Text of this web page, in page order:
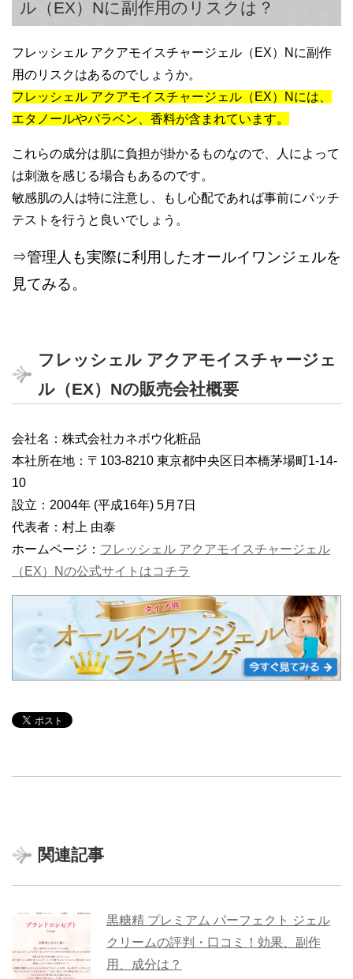
ル（EX）Nに副作用のリスクは？
フレッシェル アクアモイスチャージェル（EX）Nに副作
用のリスクはあるのでしょうか。
フレッシェル アクアモイスチャージェル（EX）Nには、
エタノールやパラベン、香料が含まれています。
これらの成分は肌に負担が掛かるものなので、人によって
は刺激を感じる場合もあるのです。
敏感肌の人は特に注意し、もし心配であれば事前にパッチ
テストを行うと良いでしょう。
⇒管理人も実際に利用したオールイワンジェルを
見てみる。
フレッシェル アクアモイスチャージェ
ル（EX）Nの販売会社概要
会社名：株式会社カネボウ化粧品
本社所在地：〒103-8210 東京都中央区日本橋茅場町1-14-
10
設立：2004年 (平成16年) 5月7日
代表者：村上 由泰
ホームページ： フレッシェル アクアモイスチャージェル
（EX）Nの公式サイトはコチラ
関連記事
黒糖精 プレミアム パーフェクト ジェル
クリームの評判・口コミ！効果、副作
用、成分は？